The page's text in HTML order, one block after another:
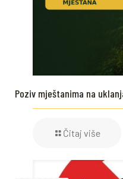
Poziv mještanima na
Čitaj više